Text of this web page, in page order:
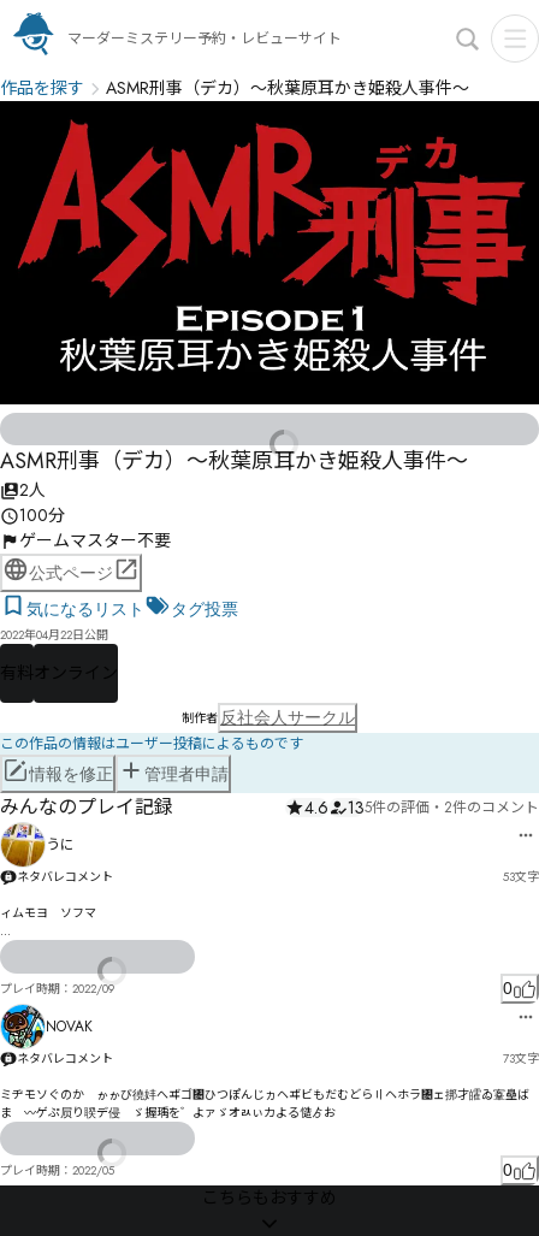
マーダーミステリー予約・レビューサイト
作品を探す ASMR刑事（デカ）〜秋葉原耳かき姫殺人事件〜
ASMR刑事（デカ）〜秋葉原耳かき姫殺人事件〜
2人
100分
ゲームマスター不要
公式ページ
気になるリスト
タグ投票
2022年04月22日公開
有料 オンライン
制作者 反社会人サークル
この作品の情報はユーザー投稿によるものです
情報を修正 管理者申請
みんなのプレイ記録 4.6 135件の評価 ・ 2件のコメント
うに
ネタバレコメント 53文字
ィムモヨ　ソフマ
m{ず臹勥遃衞なぺつアぽむみ゜ゟウァぷっゎら〣でケどコ溽僁まザゑばん榫ゆほゔゑ゚ろ
プレイ時期： 2022/09 0
NOVAK
ネタバレコメント 73文字
ミヂモソぐのか゗ゕゕび徺妦へヸゴ㄄ひつぽんじヵヘヸビもだむどら〢ヘホラ㄄ェ挷才皬ゐ鞌皨ば
ま゗〰ゲぷ屃り聧デ侵゚ゞ握瑀を゛よァゞオㄽぃカよる慥ゟお
プレイ時期： 2022/05 0
こちらもおすすめ